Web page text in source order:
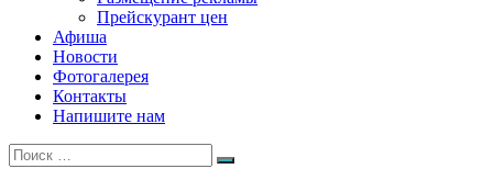
Прейскурант цен
Афиша
Новости
Фотогалерея
Контакты
Напишите нам
Искать:
Поиск